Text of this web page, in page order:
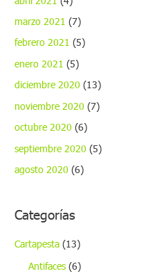
marzo 2021 (7)
febrero 2021 (5)
enero 2021 (5)
diciembre 2020 (13)
noviembre 2020 (7)
octubre 2020 (6)
septiembre 2020 (5)
agosto 2020 (6)
Categorías
Cartapesta (13)
Antifaces (6)